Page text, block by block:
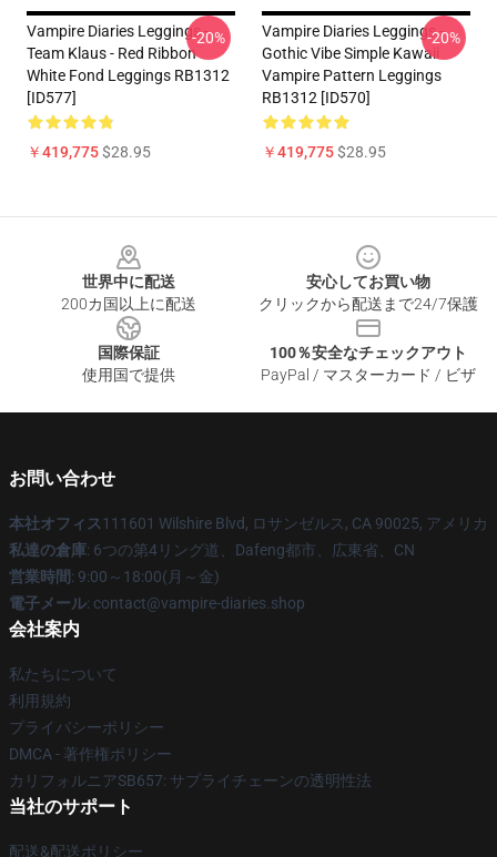
Vampire Diaries Leggings -
Team Klaus - Red Ribbon
White Fond Leggings RB1312
[ID577]
￥419,775$28.95
-20%
Vampire Diaries Leggings -
Gothic Vibe Simple Kawaii
Vampire Pattern Leggings
RB1312 [ID570]
￥419,775$28.95
-20%
世界中に配送
200カ国以上に配送
安心してお買い物
クリックから配送まで24/7保護
国際保証
使用国で提供
100％安全なチェックアウト
PayPal / マスターカード / ビザ
お問い合わせ
本社オフィス111601 Wilshire Blvd, ロサンゼルス, CA 90025, アメリカ
私達の倉庫: 6つの第4リング道、Dafeng都市、広東省、CN
営業時間: 9:00～18:00(月～金)
電子メール: contact@vampire-diaries.shop
会社案内
私たちについて
利用規約
プライバシーポリシー
DMCA - 著作権ポリシー
カリフォルニアSB657: サプライチェーンの透明性法
当社のサポート
配送&配送ポリシー